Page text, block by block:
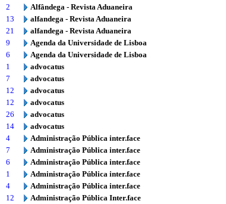
2
Alfândega - Revista Aduaneira
13
alfandega - Revista Aduaneira
21
alfandega - Revista Aduaneira
9
Agenda da Universidade de Lisboa
6
Agenda da Universidade de Lisboa
1
advocatus
7
advocatus
12
advocatus
12
advocatus
26
advocatus
14
advocatus
4
Administração Pública inter.face
7
Administração Pública inter.face
6
Administração Pública inter.face
1
Administração Pública inter.face
4
Administração Pública inter.face
12
Administração Pública Inter.face